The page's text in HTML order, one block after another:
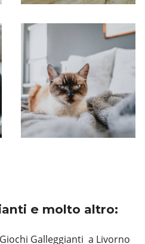
e molto altro:
Galleggianti a Livorno